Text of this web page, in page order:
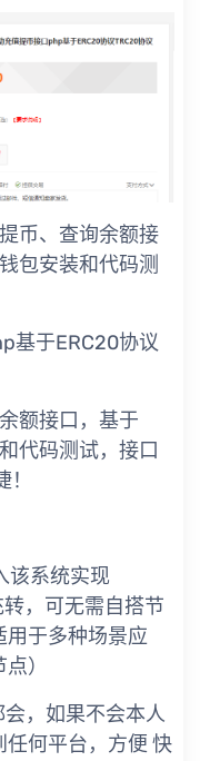
币、查询余额接
包安装和代码测
基于ERC20协议
额接口，基于
代码测试，接口
该系统实现
，可无需自搭节
用于多种场景应
）
，如果不会本人
何平台，方便 快